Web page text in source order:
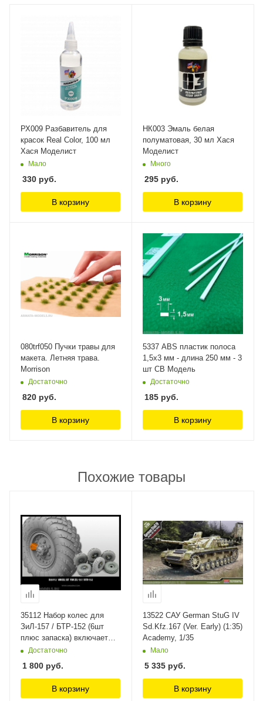
РХ009 Разбавитель для
красок Real Color, 100 мл
Хася Моделист
Мало
330 руб.
В корзину
НК003 Эмаль белая
полуматовая, 30 мл Хася
Моделист
Много
295 руб.
В корзину
080trf050 Пучки травы для
макета. Летняя трава.
Morrison
Достаточно
820 руб.
В корзину
5337 ABS пластик полоса
1,5х3 мм - длина 250 мм - 3
шт СВ Модель
Достаточно
185 руб.
В корзину
Похожие товары
35112 Набор колес для
ЗиЛ-157 / БТР-152 (6шт
плюс запаска) включает
фототравление для
MINIARM 1/35
Достаточно
1 800 руб.
В корзину
13522 САУ German StuG IV
Sd.Kfz.167 (Ver. Early) (1:35)
Academy, 1/35
Мало
5 335 руб.
В корзину